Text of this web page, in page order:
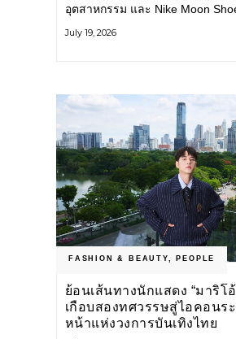
อุตสาหกรรม และ Nike Moon
ศตวรรษก่อน กำลังกลับมาอีกครั้ง พ
July 19, 2026
FASHION & BEAUTY, PEOPLE
ย้อนเส้นทางนักแสดง “มาริโอ้
เกือบสองทศวรรษสู่ไอคอนร
หน้าแห่งวงการบันเทิงไทย